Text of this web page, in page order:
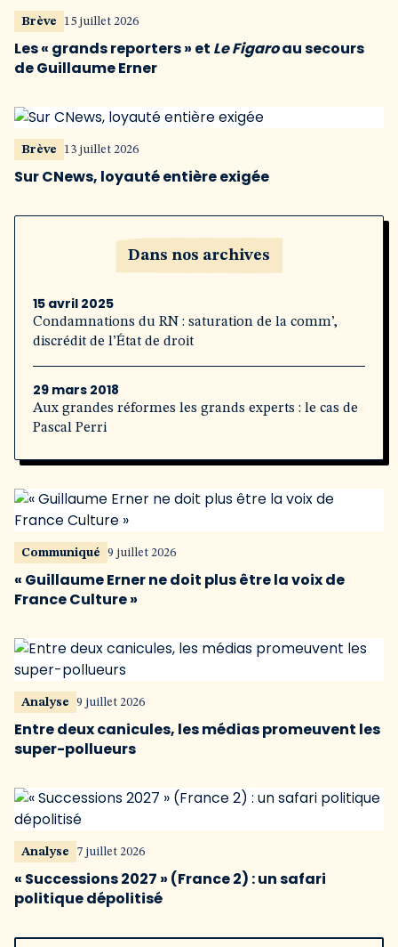
Brève 15 juillet 2026
Les « grands reporters » et Le Figaroau secours
de Guillaume Erner
Brève 13 juillet 2026
Sur CNews, loyauté entière exigée
Dans nos archives
15 avril 2025
Condamnations du RN : saturation de la comm’,
discrédit de l’État de droit
29 mars 2018
Aux grandes réformes les grands experts : le cas de
Pascal Perri
Communiqué 9 juillet 2026
« Guillaume Erner ne doit plus être la voix de
France Culture »
Analyse 9 juillet 2026
Entre deux canicules, les médias promeuvent les
super-pollueurs
Analyse 7 juillet 2026
« Successions 2027 » (France 2) : un safari
politique dépolitisé